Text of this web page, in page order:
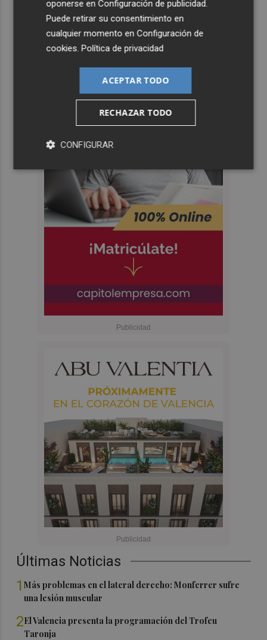
Últimas Noticias
1Más problemas en el lateral derecho: Monferrer sufre
una lesión muscular
2El Valencia presenta la programación del Trofeu
Taronja
oponerse enConfiguración de publicidad.
Puede retirar su consentimiento en
cualquier momento enConfiguración de
cookies.Política de privacidad
ACEPTAR TODO
RECHAZAR TODO
CONFIGURAR